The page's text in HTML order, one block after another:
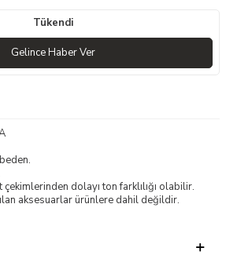
Tükendi
Gelince Haber Ver
dolayı ton farklılığı olabilir.
aksesuarlar ürünlere dahil değildir.